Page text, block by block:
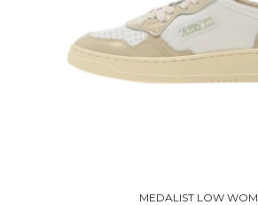
MEDALIST LOW WOM